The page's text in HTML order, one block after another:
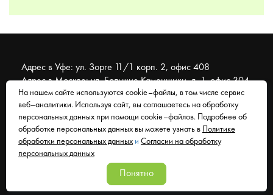
Адрес в Уфе: ул. Зорге 11/1 корп. 2, офис 408
Адрес в Москве: ул. Большие Каменщики, д. 1, офис 304
© 2007 - 2026 Муравейник. SEO-продвижение, реклама,
сайты. Находимся в Уфе, работаем со всем миром.
Согласие на обработку персональных данных
Политика обработки персональных данных
На нашем сайте используются cookie–файлы, в том числе сервис
веб–аналитики. Используя сайт, вы соглашаетесь на обработку
персональных данных при помощи cookie–файлов. Подробнее об
обработке персональных данных вы можете узнать в
Политике
обработки персональных данных и Согласии на обработку
персональных данных
Понятно